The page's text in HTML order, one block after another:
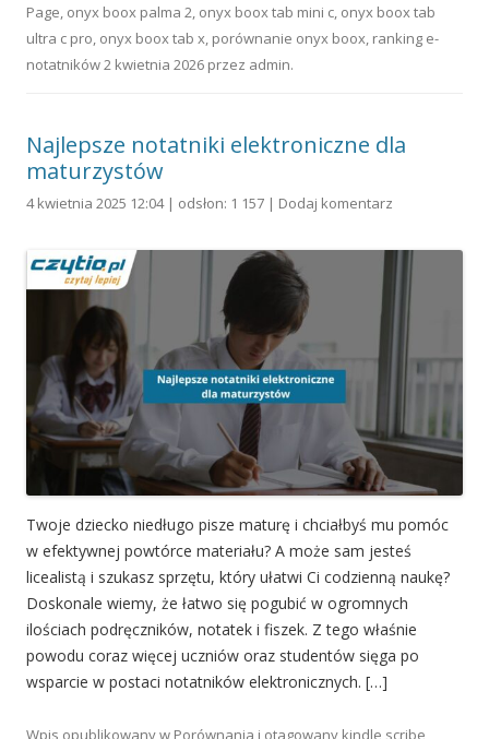
Page, onyx boox palma 2, onyx boox tab mini c, onyx boox tab
ultra c pro, onyx boox tab x, porównanie onyx boox, ranking e-
notatników2 kwietnia 2026 przez admin.
Najlepsze notatniki elektroniczne dla
maturzystów
4 kwietnia 2025 12:04 | odsłon: 1 157 | Dodaj komentarz
Twoje dziecko niedługo pisze maturę i chciałbyś mu pomóc
w efektywnej powtórce materiału? A może sam jesteś
licealistą i szukasz sprzętu, który ułatwi Ci codzienną naukę?
Doskonale wiemy, że łatwo się pogubić w ogromnych
ilościach podręczników, notatek i fiszek. Z tego właśnie
powodu coraz więcej uczniów oraz studentów sięga po
wsparcie w postaci notatników elektronicznych. […]
Wpis opublikowany w Porównania i otagowany kindle scribe